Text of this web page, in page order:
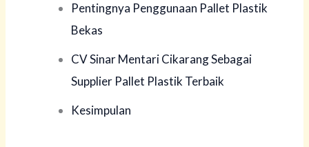
Pentingnya Penggunaan Pallet Plastik
Bekas
CV Sinar Mentari Cikarang Sebagai
Supplier Pallet Plastik Terbaik
Kesimpulan